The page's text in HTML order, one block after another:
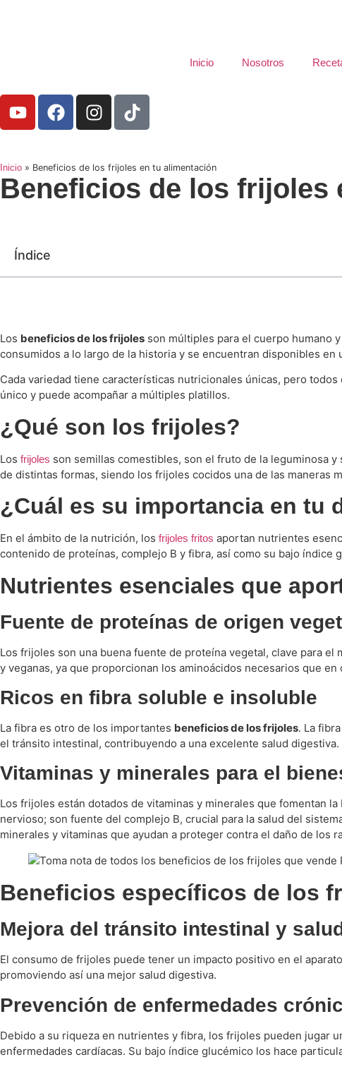
Inicio Nosotros
Inicio » Beneficios de los frijoles en tu alimentación
Beneficios de los frijoles
Índice
Los beneficios de los frijoles son múltiples para el cuerpo humano
consumidos a lo largo de la historia y se encuentran disponibles en
Cada variedad tiene características nutricionales únicas, pero
único y puede acompañar a múltiples platillos.
¿Qué son los frijoles?
Los frijoles son semillas comestibles, son el fruto de la leguminosa
de distintas formas, siendo los frijoles cocidos una de las maneras
¿Cuál es su importancia en tu
En el ámbito de la nutrición, los frijoles fritos aportan nutrientes
contenido de proteínas, complejo B y fibra, así como su bajo índice
Nutrientes esenciales que
Fuente de proteínas de origen
Los frijoles son una buena fuente de proteína vegetal, clave para
y veganas, ya que proporcionan los aminoácidos necesarios que
Ricos en fibra soluble e insoluble
La fibra es otro de los importantes beneficios de los frijoles. La
el tránsito intestinal, contribuyendo a una excelente salud digestiva.
Vitaminas y minerales para el
Los frijoles están dotados de vitaminas y minerales que fomentan
nervioso; son fuente del complejo B, crucial para la salud del
minerales y vitaminas que ayudan a proteger contra el daño de los
Beneficios específicos de los
Mejora del tránsito intestinal y
El consumo de frijoles puede tener un impacto positivo en el
promoviendo así una mejor salud digestiva.
Prevención de enfermedades
Debido a su riqueza en nutrientes y fibra, los frijoles pueden jugar
enfermedades cardíacas. Su bajo índice glucémico los hace